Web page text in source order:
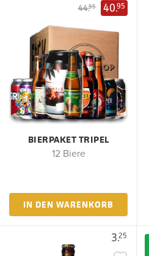
44.95 40.95
BIERPAKET TRIPEL
12 Biere
IN DEN WARENKORB
3.25